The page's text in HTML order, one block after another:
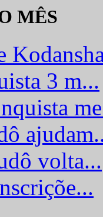
MÊS
3 m...
volta...